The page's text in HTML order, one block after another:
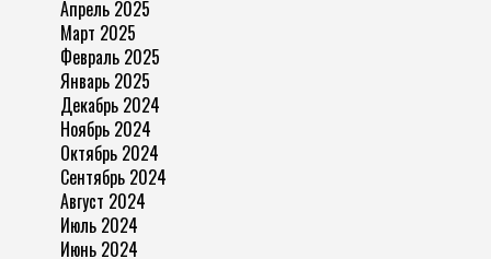
Апрель 2025
Март 2025
Февраль 2025
Январь 2025
Декабрь 2024
Ноябрь 2024
Октябрь 2024
Сентябрь 2024
Август 2024
Июль 2024
Июнь 2024